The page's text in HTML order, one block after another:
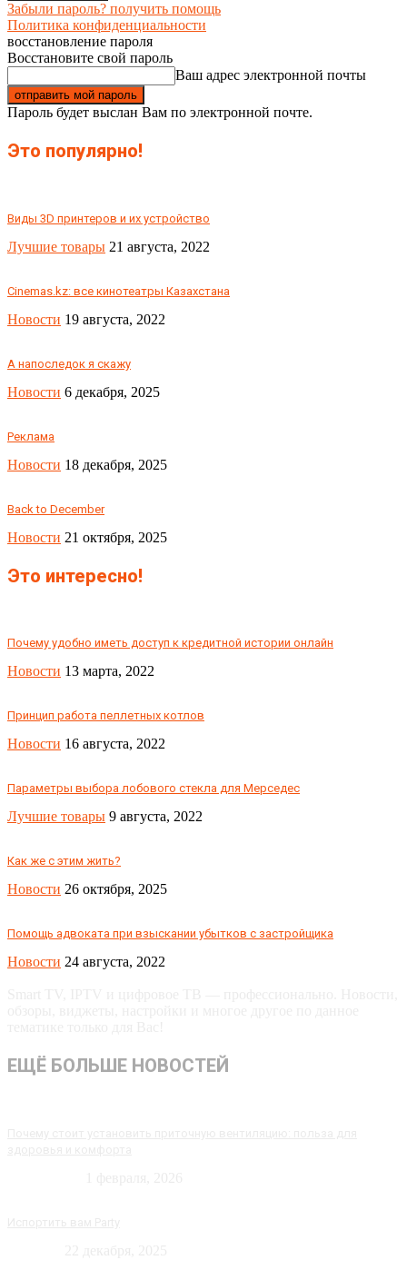
Забыли пароль? получить помощь
Политика конфиденциальности
восстановление пароля
Восстановите свой пароль
Ваш адрес электронной почты
Пароль будет выслан Вам по электронной почте.
Это популярно!
Виды 3D принтеров и их устройство
Лучшие товары 21 августа, 2022
Сinemas.kz: все кинотеатры Казахстана
Новости 19 августа, 2022
А напоследок я скажу
Новости 6 декабря, 2025
Реклама
Новости 18 декабря, 2025
Back to December
Новости 21 октября, 2025
Это интересно!
Почему удобно иметь доступ к кредитной истории онлайн
Новости 13 марта, 2022
Принцип работа пеллетных котлов
Новости 16 августа, 2022
Параметры выбора лобового стекла для Мерседес
Лучшие товары 9 августа, 2022
Как же с этим жить?
Новости 26 октября, 2025
Помощь адвоката при взыскании убытков с застройщика
Новости 24 августа, 2022
ЕЩЁ БОЛЬШЕ НОВОСТЕЙ